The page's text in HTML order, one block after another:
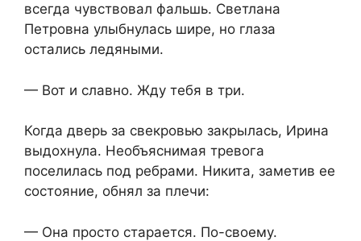
всегда чувствовал фальшь. Светлана
Петровна улыбнулась шире, но глаза
остались ледяными.
— Вот и славно. Жду тебя в три.
Когда дверь за свекровью закрылась, Ирина
выдохнула. Необъяснимая тревога
поселилась под ребрами. Никита, заметив ее
состояние, обнял за плечи:
— Она просто старается. По-своему.